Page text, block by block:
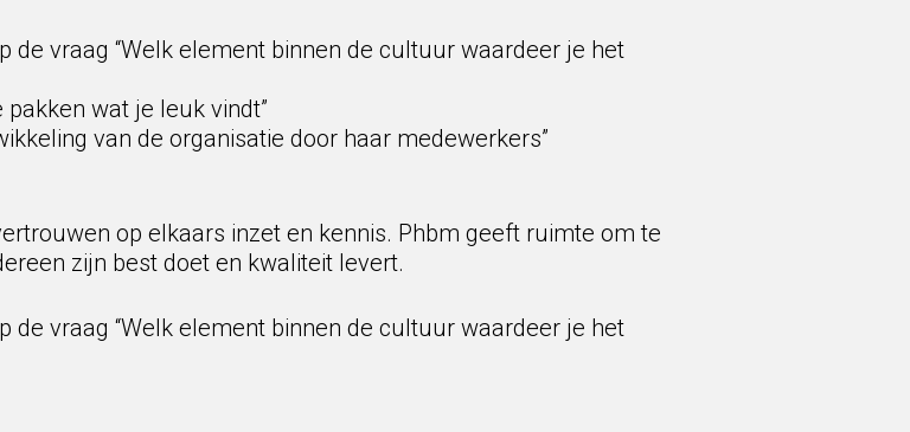
de vraag “Welk element binnen de cultuur waardeer je het
wat je leuk vindt”
van de organisatie door haar medewerkers”
op elkaars inzet en kennis. Phbm geeft ruimte om te
zijn best doet en kwaliteit levert.
de vraag “Welk element binnen de cultuur waardeer je het